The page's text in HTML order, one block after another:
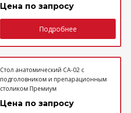
Цена по запросу
Подробнее
Стол анатомический СА-02 с
подголовником и препарационным
столиком Премиум
Цена по запросу